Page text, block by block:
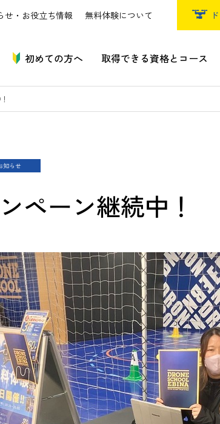
初めての方へ 取得できる資格とコース
せ・お役立ち情報 無料体験について
知らせ
ペーン継続中！